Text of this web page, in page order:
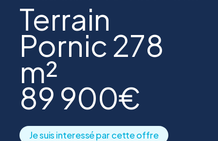
Terrain
Pornic 278
m²
89 900€
Je suis interessé par cette offre